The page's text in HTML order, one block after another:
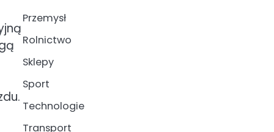
Przemysł
Rolnictwo
Sklepy
Sport
Technologie
Transport